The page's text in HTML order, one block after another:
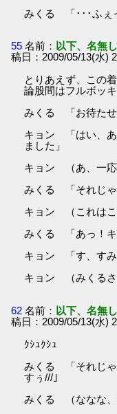
みくる 「･･･ふぇ
55 名前： 以下、名無
稿日：2009/05/13(水)
とりあえず、この
論股間はフルボッキ
みくる 「お待たせ
キョン 「はい、あ
ました」
キョン （あ、一応
みくる 「それじゃ
キョン （これはこ
みくる 「あっ！キ
キョン 「す、すみ
キョン （みくるさ
62 名前： 以下、名無
稿日：2009/05/13(水)
ｸｼｭｸｼｭ
みくる 「それじゃ
すぅ///｣
みくる （ななな、